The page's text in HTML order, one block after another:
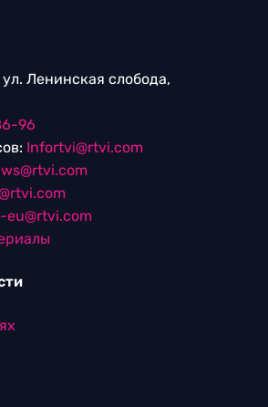
Ленинская слобода,
96
Infortvi@rtvi.com
eu@rtvi.com